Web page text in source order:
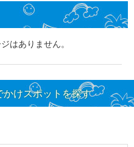
はありません。
けスポットを探す